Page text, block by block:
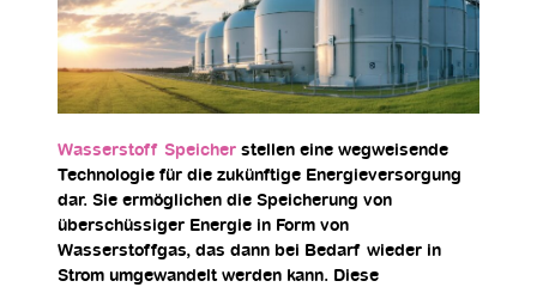
Wasserstoff Speicher stellen eine wegweisende
Technologie für die zukünftige Energieversorgung
dar. Sie ermöglichen die Speicherung von
überschüssiger Energie in Form von
Wasserstoffgas, das dann bei Bedarf wieder in
Strom umgewandelt werden kann. Diese